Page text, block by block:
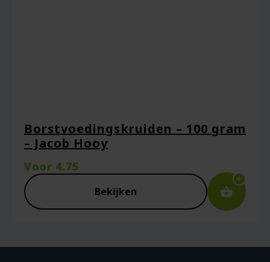
Borstvoedingskruiden – 100 gram
– Jacob Hooy
Voor 4.75
Bekijken